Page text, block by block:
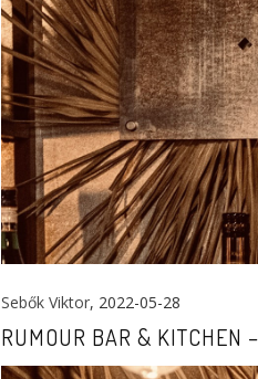
Sebők Viktor, 2022-05-28
RUMOUR BAR & KITCHEN